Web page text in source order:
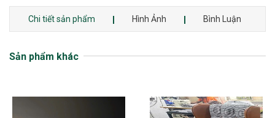
Chi tiết sản phẩm Hình Ảnh Bình Luận
Sản phẩm khác